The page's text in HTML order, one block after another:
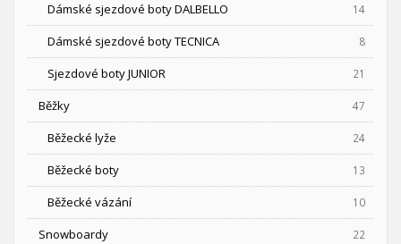
Dámské sjezdové boty DALBELLO 14
Dámské sjezdové boty TECNICA 8
Sjezdové boty JUNIOR 21
Běžky 47
Běžecké lyže 24
Běžecké boty 13
Běžecké vázání 10
Snowboardy 22